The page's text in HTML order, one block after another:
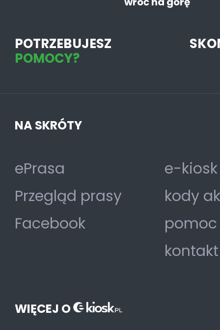
POTRZEBUJESZ
POMOCY?
NA SKRÓTY
ePrasa
Przegląd prasy
Facebook
e-
kody
pomoc
kontakt
WIĘCEJ O